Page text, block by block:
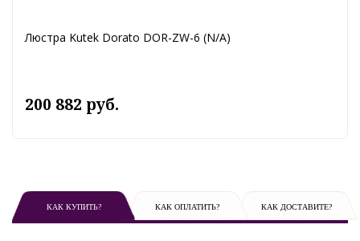
Люстра Kutek Dorato DOR-ZW-6 (N/A)
200 882 руб.
КАК КУПИТЬ? КАК ОПЛАТИТЬ? КАК ДОСТАВИТЕ?